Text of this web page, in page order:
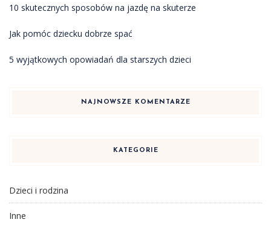
10 skutecznych sposobów na jazdę na skuterze
Jak pomóc dziecku dobrze spać
5 wyjątkowych opowiadań dla starszych dzieci
NAJNOWSZE KOMENTARZE
KATEGORIE
Dzieci i rodzina
Inne